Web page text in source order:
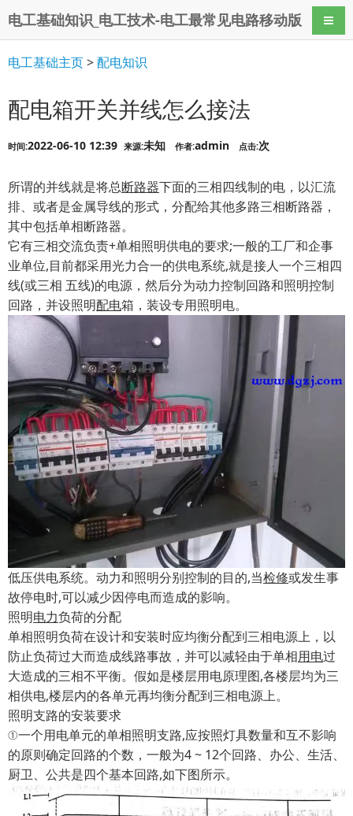
电工基础知识_电工技术-电工最常见电路移动版 导航
电工基础主页>配电知识
配电箱开关并线怎么接法
时间:2022-06-10 12:39 来源:未知 作者:admin 点击:次
所谓的并线就是将总断路器下面的三相四线制的电，以汇流
排、或者是金属导线的形式，分配给其他多路三相断路器，
其中包括单相断路器。
它有三相交流负责+单相照明供电的要求;一般的工厂和企事
业单位,目前都采用光力合一的供电系统,就是接人一个三相四
线(或三相 五线)的电源，然后分为动力控制回路和照明控制
回路，并设照明配电箱，装设专用照明电。
低压供电系统。动力和照明分别控制的目的,当检修或发生事
故停电时,可以减少因停电而造成的影响。
照明电力负荷的分配
单相照明负荷在设计和安装时应均衡分配到三相电源上，以
防止负荷过大而造成线路事故，并可以减轻由于单相用电过
大造成的三相不平衡。假如是楼层用电原理图,各楼层均为三
相供电,楼层内的各单元再均衡分配到三相电源上。
照明支路的安装要求
①一个用电单元的单相照明支路,应按照灯具数量和互不影响
的原则确定回路的个数，一般为4 ~ 12个回路、办公、生活、
厨卫、公共是四个基本回路,如下图所示。